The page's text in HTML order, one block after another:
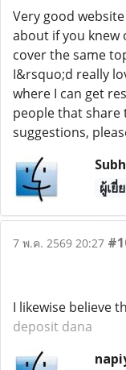
Very good
about if you knew
cover the same
I&rsquo;d really
where I can get
people that share
suggestions,
ผู้เยี่
7 พ.ค. 2569 20:27
I likewise believe
deposit dana